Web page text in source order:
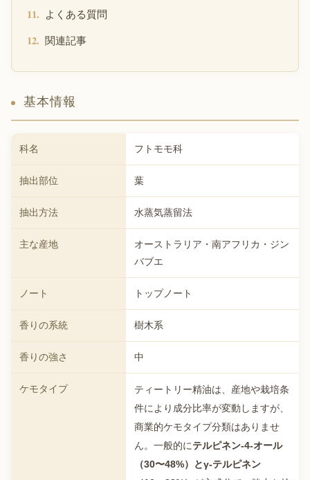
よくある質問
関連記事
基本情報
科名 フトモモ科
抽出部位 葉
抽出方法 水蒸気蒸留法
主な産地
オーストラリア・南アフリカ・ジン
バブエ
ノート トップノート
香りの系統 樹木系
香りの強さ 中
ケモタイプ
ティートリー精油は、産地や栽培条
件により成分比率が変動しますが、
商業的ケモタイプ分類はありませ
ん。一般的にテルピネン-4-オール
（30〜48%）とγ-テルピネン